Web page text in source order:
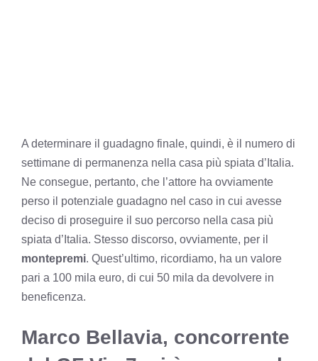
A determinare il guadagno finale, quindi, è il numero di
settimane di permanenza nella casa più spiata d’Italia.
Ne consegue, pertanto, che l’attore ha ovviamente
perso il potenziale guadagno nel caso in cui avesse
deciso di proseguire il suo percorso nella casa più
spiata d’Italia. Stesso discorso, ovviamente, per il
montepremi. Quest’ultimo, ricordiamo, ha un valore
pari a 100 mila euro, di cui 50 mila da devolvere in
beneficenza.
Marco Bellavia, concorrente